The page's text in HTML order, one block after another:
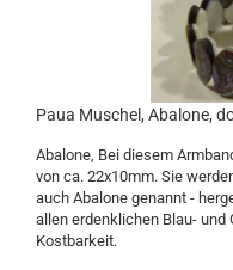
Paua Muschel, Abalone,
Abalone, Bei diesem
von ca. 22x10mm. Sie
auch Abalone genannt -
allen erdenklichen Blau- und
Kostbarkeit.